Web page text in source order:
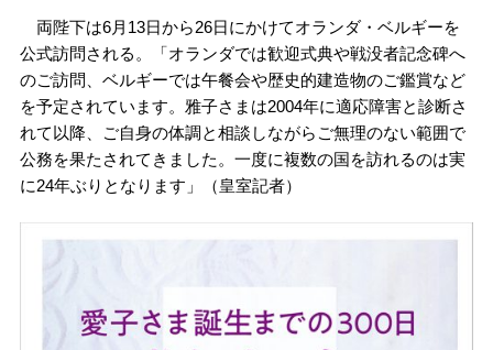
両陛下は6月13日から26日にかけてオランダ・ベルギーを
公式訪問される。「オランダでは歓迎式典や戦没者記念碑へ
のご訪問、ベルギーでは午餐会や歴史的建造物のご鑑賞など
を予定されています。雅子さまは2004年に適応障害と診断さ
れて以降、ご自身の体調と相談しながらご無理のない範囲で
公務を果たされてきました。一度に複数の国を訪れるのは実
に24年ぶりとなります」（皇室記者）